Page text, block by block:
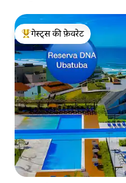
गेस्ट्स का टॉप फ़ेवरेट
गेस्ट्स की फ़ेवरेट